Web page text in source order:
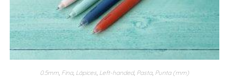
0.5mm Fina, Lápices Left-handed, Pasta, Punta (mm)